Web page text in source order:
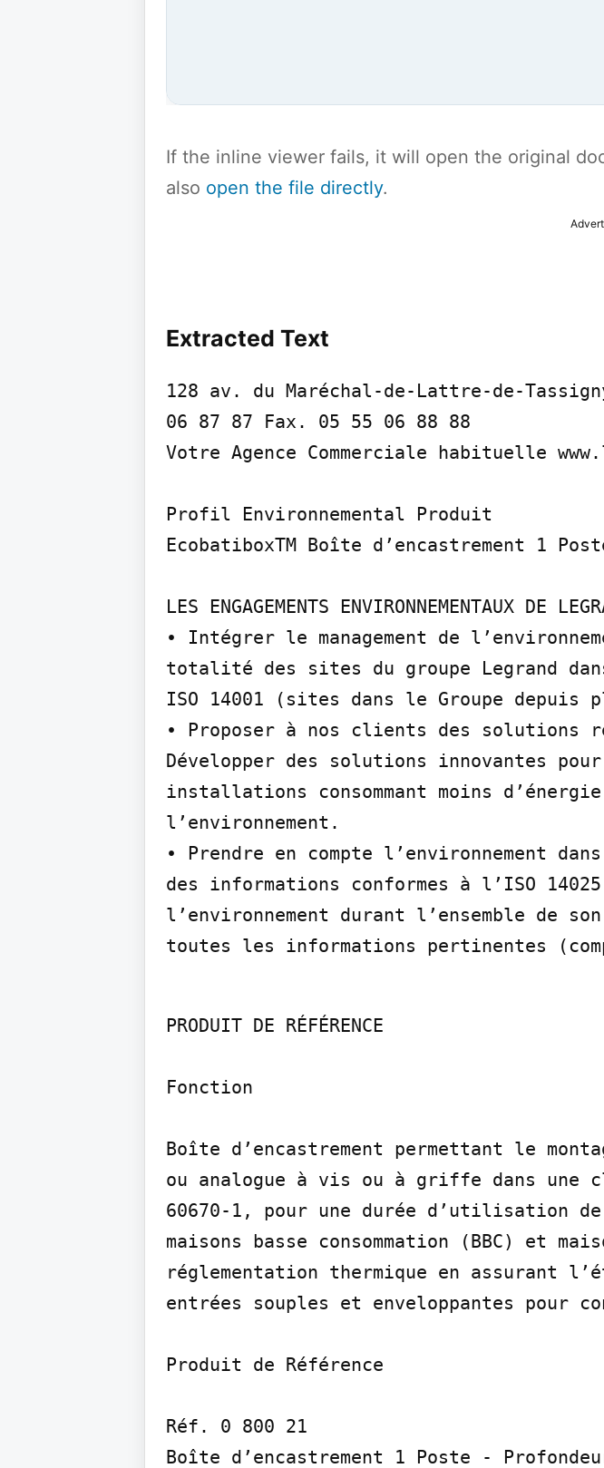
If the inline viewer fails, it will open the original
also open the file directly.
Extracted Text
128 av. du Maréchal-de-Lattre-de-
06 87 87 Fax. 05 55 06 88 88
Votre Agence Commerciale habituelle
Profil Environnemental Produit
EcobatiboxTM Boîte d’encastrement 1
LES ENGAGEMENTS ENVIRONNEMENTAUX DE
• Intégrer le management de
totalité des sites du groupe Legrand
ISO 14001 (sites dans le Groupe depuis
• Proposer à nos clients des solutions
Développer des solutions innovantes
installations consommant moins
l’environnement.
• Prendre en compte l’environnement
des informations conformes à l’ISO
l’environnement durant l’ensemble de
toutes les informations pertinentes
PRODUIT DE RÉFÉRENCE
Fonction
Boîte d’encastrement permettant le
ou analogue à vis ou à griffe dans une
60670-1, pour une durée d’utilisation
maisons basse consommation (BBC) et
réglementation thermique en assurant
entrées souples et enveloppantes pour
Produit de Référence
Réf. 0 800 21
Boîte d’encastrement 1 Poste -